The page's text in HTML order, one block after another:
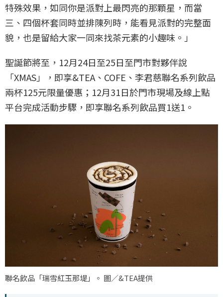
特殊效果，如同你是派對上最閃亮的那顆星，而當
三、四個杯套同時並排陳列時，能看見派對的完整面
貌，也是留給大家一同來找茶元素的小趣味。」
聖誕節將至，12月24日至25日至門市對夥伴說
「XMAS」，即享&TEA、COFE、李君慈聯名系列飲品
兩杯125元限量優惠；12月31日於門市現場及線上點
平台完成活動步驟，即享聯名系列飲品買1送1。
聯名飲品「瑞雪紅玉那堤」。 圖／&TEA提供